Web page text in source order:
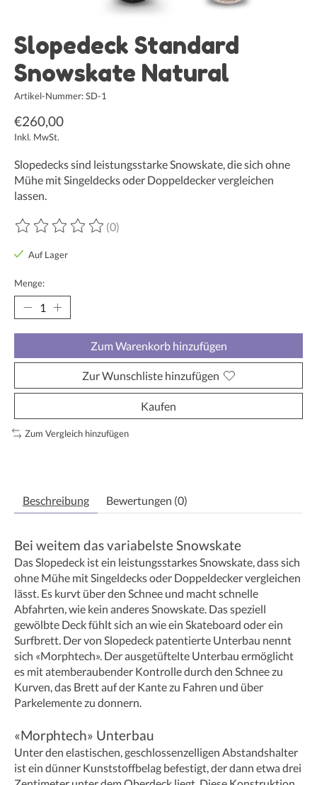
Slopedeck Standard
Snowskate Natural
Artikel-Nummer: SD-1
€260,00
Inkl. MwSt.
Slopedecks sind leistungsstarke Snowskate, die sich ohne
Mühe mit Singeldecks oder Doppeldecker vergleichen
lassen.
Die Bewertung dieses Produkts ist
(0)
Auf Lager
Menge:
Zum Warenkorb hinzufügen
Zur Wunschliste hinzufügen
Kaufen
Zum Vergleich hinzufügen
Beschreibung Bewertungen (0)
Bei weitem das variabelste Snowskate
Das Slopedeck ist ein leistungsstarkes Snowskate, dass sich
ohne Mühe mit Singeldecks oder Doppeldecker vergleichen
lässt. Es kurvt über den Schnee und macht schnelle
Abfahrten, wie kein anderes Snowskate. Das speziell
gewölbte Deck fühlt sich an wie ein Skateboard oder ein
Surfbrett. Der von Slopedeck patentierte Unterbau nennt
sich «Morphtech». Der ausgetüftelte Unterbau ermöglicht
es mit atemberaubender Kontrolle durch den Schnee zu
Kurven, das Brett auf der Kante zu Fahren und über
Parkelemente zu donnern.
«Morphtech» Unterbau
Unter den elastischen, geschlossenzelligen Abstandshalter
ist ein dünner Kunststoffbelag befestigt, der dann etwa drei